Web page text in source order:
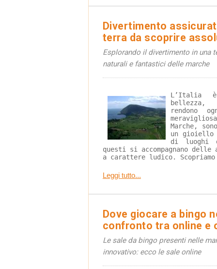
Divertimento
terra da scoprire
Esplorando il divertimento in una
naturali e fantastici delle marche
L’Italia
bellezza,
rendono
Marche,
un gioiello
di luoghi
questi si accompagnano
a carattere ludico.
Leggi tutto...
Dove giocare a bingo
confronto tra online e
Le sale da bingo presenti nelle
innovativo: ecco le sale online